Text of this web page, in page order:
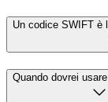
Un codice SWIFT è
Quando dovrei